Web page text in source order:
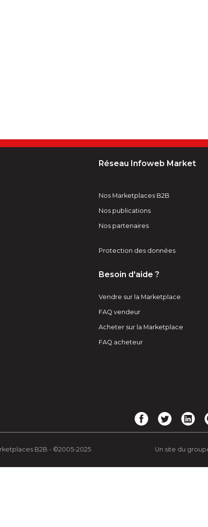
Réseau Infoweb Market
Nos Marketplaces B2B
Nos publications
Nos partenaires
Protection des données
Besoin d'aide ?
Vendre sur la Marketplace
FAQ vendeur
Acheter sur la Marketplace
FAQ acheteur
B2B - ©2005-2025 Un site du